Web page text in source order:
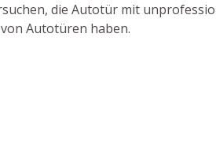
die Autotür mit
Autotüren haben.